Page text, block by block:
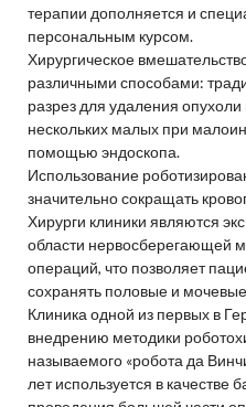
терапии дополняется и
персональным курсом.
Хирургическое
различными способами:
разрез для удаления
нескольких малых при
помощью эндоскопа.
Использование
значительно сокращать
Хирурги клиники являются
области нервосберегающей
операций, что позволяет
сохранять половые и
Клиника одной из первых в
внедрению методики
называемого «робота да
лет используется в качестве